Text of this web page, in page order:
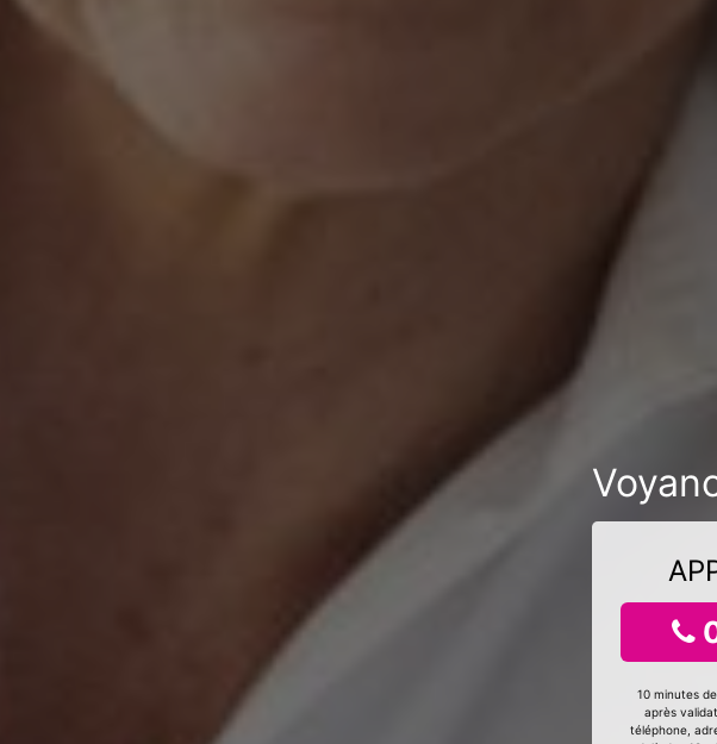
10 minutes
après
téléphone,